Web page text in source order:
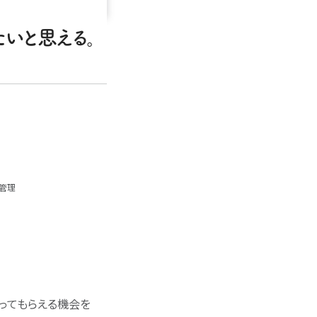
と思える。
理
てもらえる機会を